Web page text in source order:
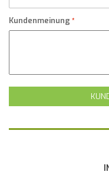
Kundenmeinung